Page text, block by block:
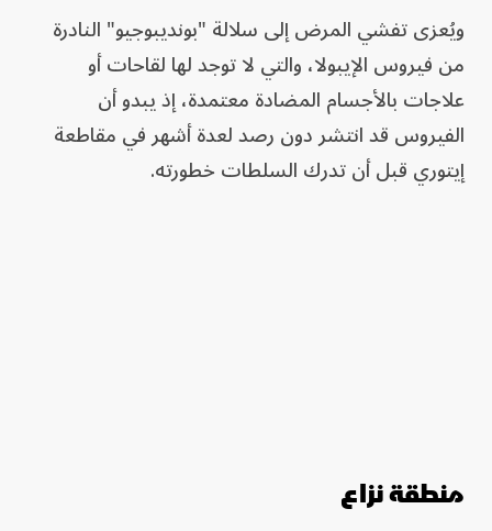
ويُعزى تفشي المرض إلى سلالة "بونديبوجيو" النادرة
من فيروس الإيبولا، والتي لا توجد لها لقاحات أو
علاجات بالأجسام المضادة معتمدة، إذ يبدو أن
الفيروس قد انتشر دون رصد لعدة أشهر في مقاطعة
إيتوري قبل أن تدرك السلطات خطورته.
منطقة نزاع